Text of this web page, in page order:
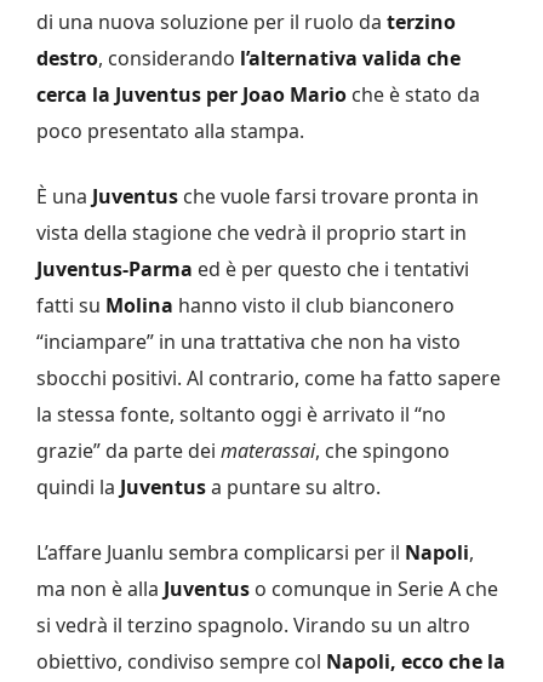
di una nuova soluzione per il ruolo da terzino
destro, considerando l’alternativa valida che
cerca la Juventus per Joao Mario che è stato da
poco presentato alla stampa.
È una Juventus che vuole farsi trovare pronta in
vista della stagione che vedrà il proprio start in
Juventus-Parma ed è per questo che i tentativi
fatti su Molina hanno visto il club bianconero
“inciampare” in una trattativa che non ha visto
sbocchi positivi. Al contrario, come ha fatto sapere
la stessa fonte, soltanto oggi è arrivato il “no
grazie” da parte dei materassai, che spingono
quindi la Juventusa puntare su altro.
L’affare Juanlu sembra complicarsi per il Napoli,
ma non è alla Juventus o comunque in Serie A che
si vedrà il terzino spagnolo. Virando su un altro
obiettivo, condiviso sempre col Napoli, ecco che la